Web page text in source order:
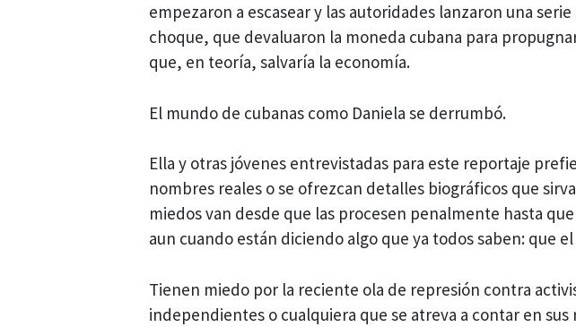
empezaron a escasear y las autoridades lanzaron una
choque, que devaluaron la moneda cubana para
que, en teoría, salvaría la economía.
El mundo de cubanas como Daniela se derrumbó.
Ella y otras jóvenes entrevistadas para este reportaje
nombres reales o se ofrezcan detalles biográficos que
miedos van desde que las procesen penalmente hasta
aun cuando están diciendo algo que ya todos saben: que
Tienen miedo por la reciente ola de represión contra
independientes o cualquiera que se atreva a contar en sus